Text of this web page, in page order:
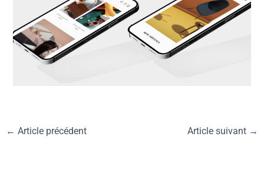
← Article précédent Article suivant →